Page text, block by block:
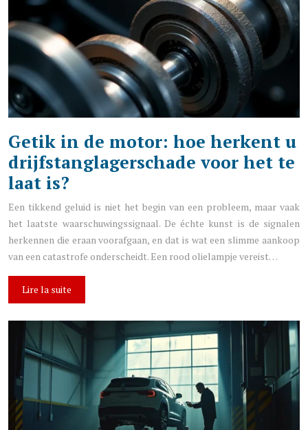
Getik in de motor: hoe herkent u
drijfstanglagerschade voor het te
laat is?
Een tikkend geluid is niet het begin van een probleem, maar vaak
het laatste waarschuwingssignaal. De échte kunst is de signalen
herkennen die eraan voorafgaan, en dat is wat een slimme aankoop
van een catastrofe onderscheidt. Een rood olielampje vereist…
Lire la suite